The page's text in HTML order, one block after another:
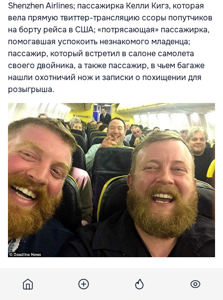
Shenzhen Airlines; пассажирка Келли Кигз, которая
вела прямую твиттер-трансляцию ссоры попутчиков
на борту рейса в США; «потрясающая» пассажирка,
помогавшая успокоить незнакомого младенца;
пассажир, который встретил в салоне самолета
своего двойника, а также пассажир, в чьем багаже
нашли охотничий нож и записки о похищении для
розыгрыша.
сумки-переноски на рейсе D
elta Airlines.